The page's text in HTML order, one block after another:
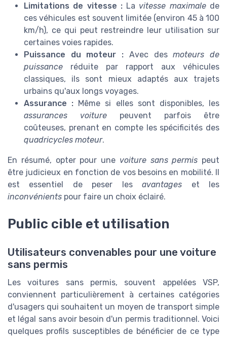
Limitations de vitesse :La vitesse maximalede
ces véhicules est souvent limitée (environ 45 à 100
km/h), ce qui peut restreindre leur utilisation sur
certaines voies rapides.
Puissance du moteur : Avec desmoteurs de
puissance réduite par rapport aux véhicules
classiques, ils sont mieux adaptés aux trajets
urbains qu'aux longs voyages.
Assurance : Même si elles sont disponibles, les
assurances voiture peuvent parfois être
coûteuses, prenant en compte les spécificités des
quadricycles moteur.
En résumé, opter pour une voiture sans permis peut
être judicieux en fonction de vos besoins en mobilité. Il
est essentiel de peser lesavantages et les
inconvénients pour faire un choix éclairé.
Public cible et utilisation
Utilisateurs convenables pour une voiture
sans permis
Les voitures sans permis, souvent appelées VSP,
conviennent particulièrement à certaines catégories
d'usagers qui souhaitent un moyen de transport simple
et légal sans avoir besoin d'un permis traditionnel. Voici
quelques profils susceptibles de bénéficier de ce type